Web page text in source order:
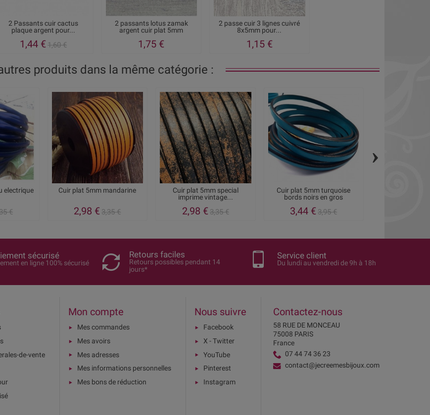
2 Passants cuir cactus
plaque argent pour...
1,44 €1,60 €
2 passants lotus zamak
argent cuir plat 5mm
1,75 €
2 passe cuir 3 lignes cuivré
8x5mm pour...
1,15 €
produits dans la même catégorie :
electrique
€
Cuir plat 5mm mandarine
2,98 € 3,35 €
Cuir plat 5mm special
imprime vintage...
2,98 €3,35 €
Cuir plat 5mm turquoise
bords noirs en gros
3,44 €3,95 €
›
sécurisé
en ligne 100% sécurisé
Retours faciles
Retours possibles pendant 14
jours*
Service client
Du lundi au vendredi de 9h à 18h
de-vente
Mon compte
Mes commandes
Mes avoirs
Mes adresses
Mes informations personnelles
Mes bons de réduction
Nous suivre
Facebook
X - Twitter
YouTube
Pinterest
Instagram
Contactez-nous
58 RUE DE MONCEAU
75008 PARIS
France
07 44 74 36 23
contact@jecreemesbijoux.com